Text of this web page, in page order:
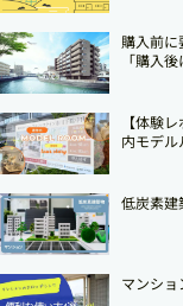
購入前
「購入
【体験
内モデ
低炭素建
マンシ